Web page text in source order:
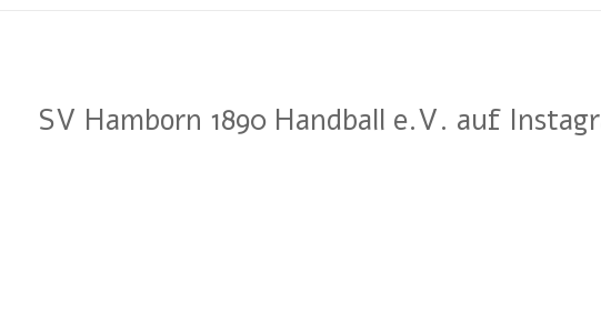
SV Hamborn 1890 Handball e.V. auf